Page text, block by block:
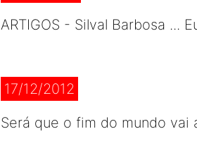
ARTIGOS - Silval Barbosa ...
17/12/2012
Será que o fim do mundo vai